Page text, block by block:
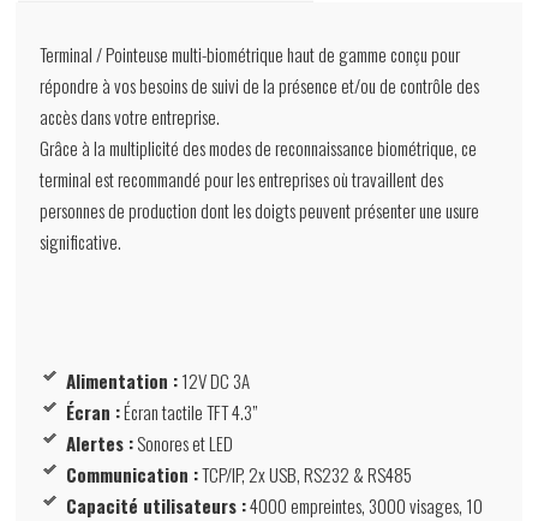
Terminal / Pointeuse multi-biométrique haut de gamme conçu pour
répondre à vos besoins de suivi de la présence et/ou de contrôle des
accès dans votre entreprise.
Grâce à la multiplicité des modes de reconnaissance biométrique, ce
terminal est recommandé pour les entreprises où travaillent des
personnes de production dont les doigts peuvent présenter une usure
significative.
Alimentation :12V DC 3A
Écran :Écran tactile TFT 4.3”
Alertes :Sonores et LED
Communication :TCP/IP, 2x USB, RS232 & RS485
Capacité utilisateurs :4000 empreintes, 3000 visages, 10